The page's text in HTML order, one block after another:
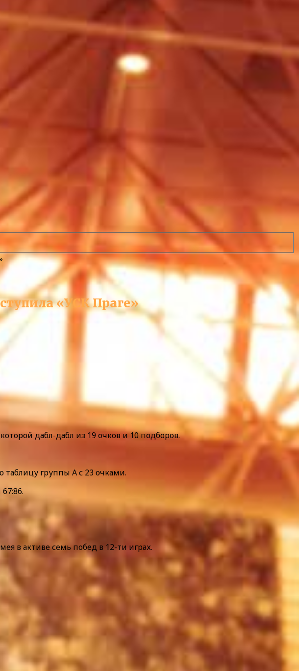
«УСК Праге»
дабл-дабл из 19 очков и 10 подборов.
таблицу группы А с 23 очками.
в активе семь побед в 12-ти играх.